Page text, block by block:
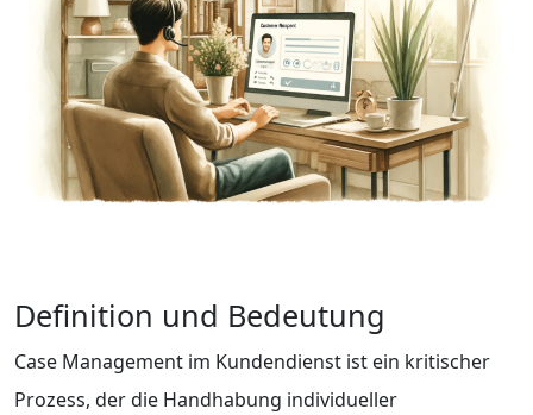
Definition und Bedeutung
Case Management im Kundendienst ist ein kritischer
Prozess, der die Handhabung individueller